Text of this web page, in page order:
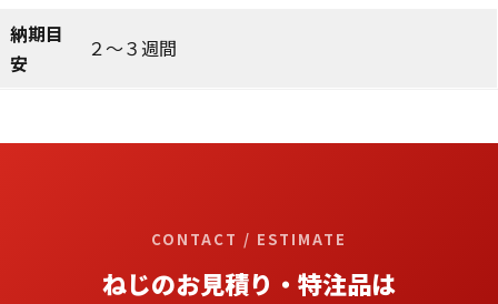
納期目
安
２～３週間
CONTACT / ESTIMATE
ねじのお見積り・特注品は